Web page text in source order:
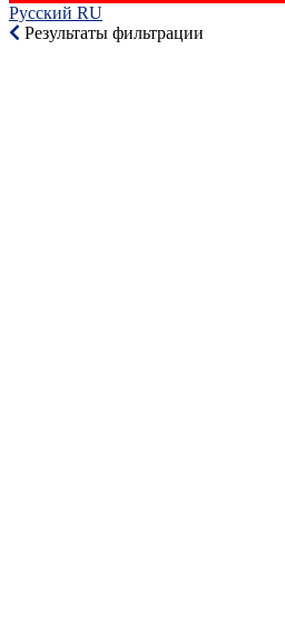
Русский RU‎
Результаты фильтрации